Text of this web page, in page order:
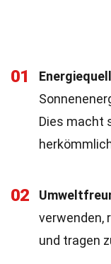
01
Dies macht
02
verwenden,
und tragen